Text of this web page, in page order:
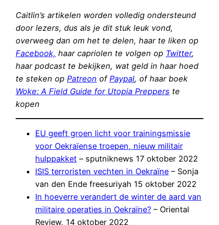
Caitlin’s artikelen worden volledig ondersteund
door lezers, dus als je dit stuk leuk vond,
overweeg dan om het te delen, haar te liken op
Facebook, haar capriolen te volgen op Twitter,
haar podcast te bekijken, wat geld in haar hoed
te steken op Patreon of Paypal, of haar boek
Woke: A Field Guide for Utopia Preppers te
kopen
EU geeft groen licht voor trainingsmissie
voor Oekraïense troepen, nieuw militair
hulppakket – sputniknews 17 oktober 2022
ISIS terroristen vechten in Oekraïne – Sonja
van den Ende freesuriyah 15 oktober 2022
In hoeverre verandert de winter de aard van
militaire operaties in Oekraïne? – Oriental
Review, 14 oktober 2022